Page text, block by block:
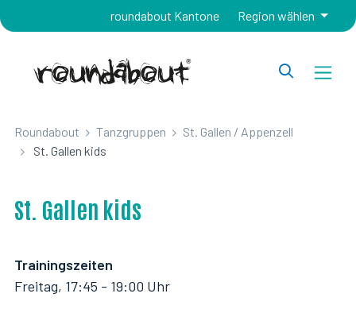
roundabout Kantone Region wählen
Roundabout Tanzgruppen
St. Gallen / Appenzell
St. Gallen kids
St. Gallen kids
Trainingszeiten
Freitag, 17:45 - 19:00 Uhr